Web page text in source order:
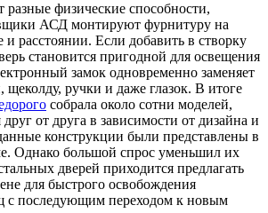
физические способности,
АСД монтируют фурнитуру на
расстоянии. Если добавить в створку
становится пригодной для освещения
замок одновременно заменяет
щеколду, ручки и даже глазок. В итоге
собрала около сотни моделей,
от друга в зависимости от дизайна и
конструкции были представлены в
Однако большой спрос уменьшил их
дверей приходится предлагать
для быстрого освобождения
с последующим переходом к новым